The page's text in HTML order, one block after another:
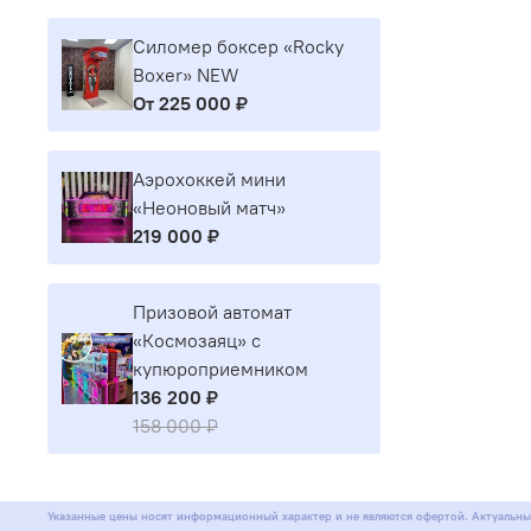
Силомер боксер «Rocky
Boxer» NEW
От 225 000 ₽
Аэрохоккей мини
«Неоновый матч»
219 000 ₽
Призовой автомат
«Космозаяц» с
купюроприемником
136 200 ₽
158 000 ₽
Указанные цены носят информационный характер и не являются офертой.